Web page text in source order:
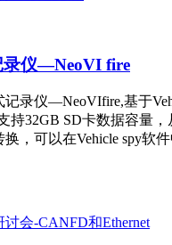
录仪—NeoVI fire
录仪—NeoVIfire,基于
持32GB SD卡数据容量
，可以在Vehicle spy软